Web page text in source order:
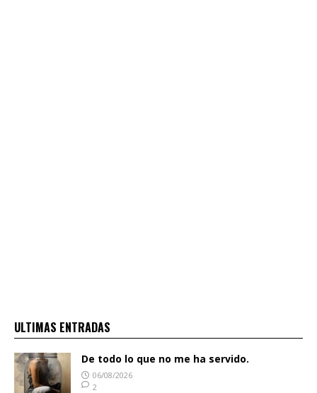
ULTIMAS ENTRADAS
De todo lo que no me ha servido.
06/08/2026
2